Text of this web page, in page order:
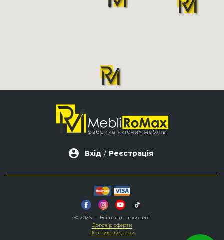
Вхід / Реєстрація
© 2026 — Всі права захищені
Договір оферти
Політика безпеки